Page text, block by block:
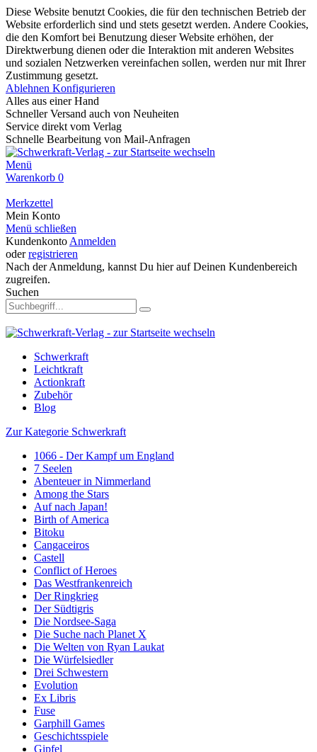
Diese Website benutzt Cookies, die für den technischen Betrieb der
Website erforderlich sind und stets gesetzt werden. Andere Cookies,
die den Komfort bei Benutzung dieser Website erhöhen, der
Direktwerbung dienen oder die Interaktion mit anderen Websites
und sozialen Netzwerken vereinfachen sollen, werden nur mit Ihrer
Zustimmung gesetzt.
Ablehnen Konfigurieren
Alles aus einer Hand
Schneller Versand auch von Neuheiten
Service direkt vom Verlag
Schnelle Bearbeitung von Mail-Anfragen
Menü
Warenkorb 0
Merkzettel
Mein Konto
Menü schließen
Kundenkonto Anmelden
oderregistrieren
Nach der Anmeldung, kannst Du hier auf Deinen Kundenbereich
zugreifen.
Suchen
Schwerkraft
Leichtkraft
Actionkraft
Zubehör
Blog
Zur Kategorie Schwerkraft
1066 - Der Kampf um England
7 Seelen
Abenteuer in Nimmerland
Among the Stars
Auf nach Japan!
Birth of America
Bitoku
Cangaceiros
Castell
Conflict of Heroes
Das Westfrankenreich
Der Ringkrieg
Der Südtigris
Die Nordsee-Saga
Die Suche nach Planet X
Die Welten von Ryan Laukat
Die Würfelsiedler
Drei Schwestern
Evolution
Ex Libris
Fuse
Garphill Games
Geschichtsspiele
Gipfel